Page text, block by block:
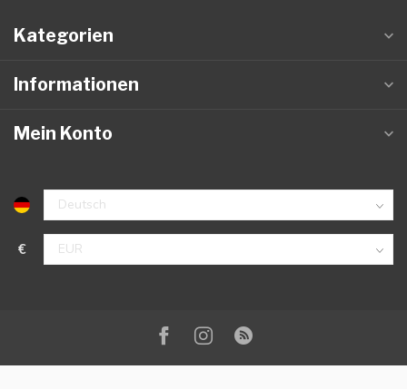
Kategorien
Informationen
Mein Konto
€